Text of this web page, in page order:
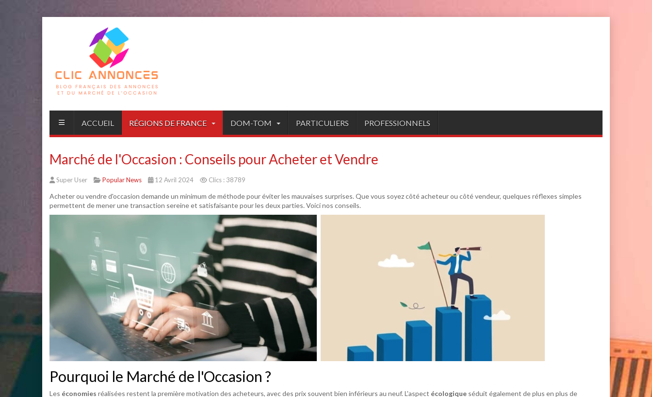
ACCUEIL RÉGIONS DE FRANCE DOM-TOM PARTICULIERS PROFESSIONNELS
Marché de l'Occasion : Conseils pour Acheter et Vendre
Super User Popular News 12 Avril 2024 Clics : 38789
Acheter ou vendre d'occasion demande un minimum de méthode pour éviter les mauvaises surprises. Que vous soyez côté acheteur ou côté vendeur, quelques réflexes simples
permettent de mener une transaction sereine et satisfaisante pour les deux parties. Voici nos conseils.
Pourquoi le Marché de l'Occasion ?
Les économies réalisées restent la première motivation des acheteurs, avec des prix souvent bien inférieurs au neuf. L'aspect écologique séduit également de plus en plus de